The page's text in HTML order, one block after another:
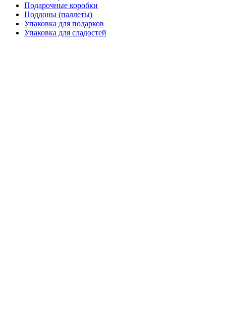
Подарочные коробки
Поддоны (паллеты)
Упаковка для подарков
Упаковка для сладостей